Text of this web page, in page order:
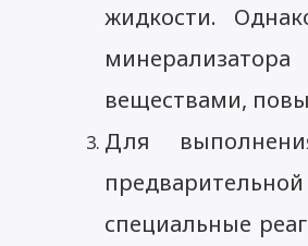
жидкости.
веществами,
Для
специальные